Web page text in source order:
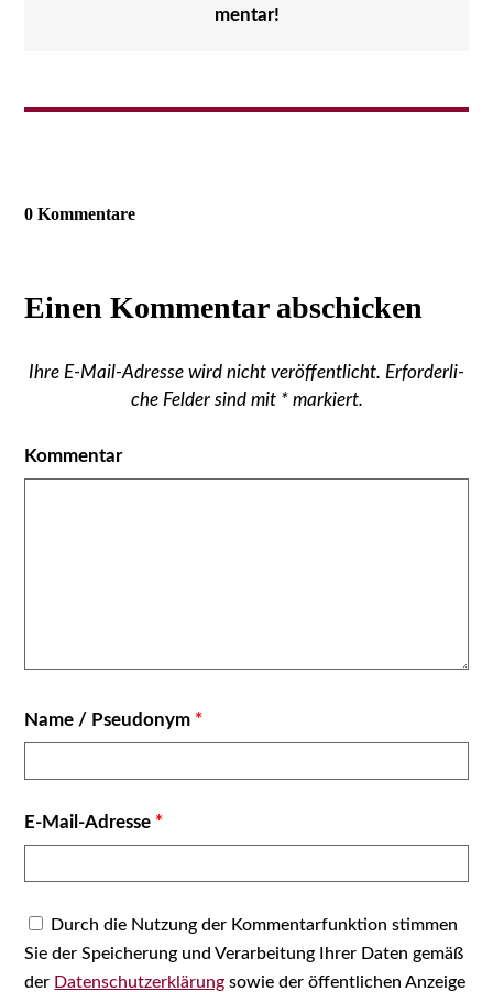
men­tar!
0 Kom­men­ta­re
Einen Kom­men­tar abschi­cken
Ihre E‑Mail-Adres­se wird nicht ver­öf­fent­licht. Erfor­der­li­
che Fel­der sind mit *mar­kiert.
Kom­men­tar
Name /​ Pseud­onym *
E‑Mail-Adres­se *
Durch die Nut­zung der Kom­men­tar­funk­ti­on stim­men
Sie der Spei­che­rung und Ver­ar­bei­tung Ihrer Daten gemäß
der Daten­schutz­er­klä­rung sowie der öffent­li­chen Anzei­ge